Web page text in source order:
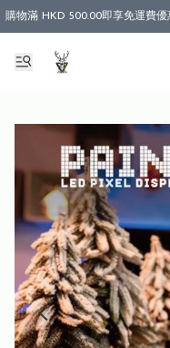
購物滿 HKD 500.00即享免運費